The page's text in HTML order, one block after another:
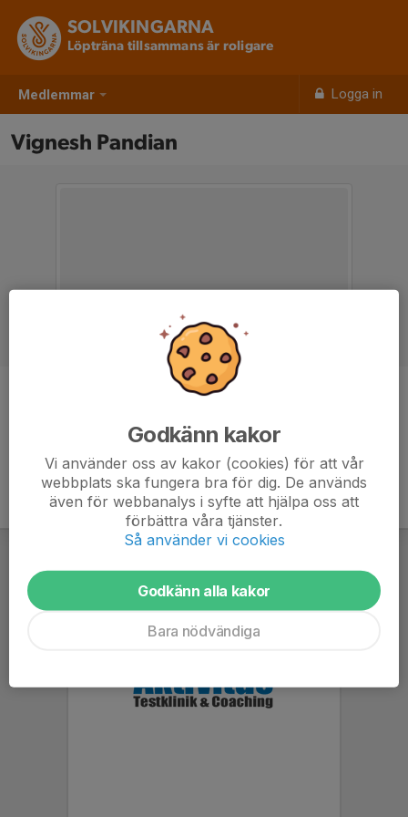
Medlemmar Logga in
SOLVIKINGARNA
Löpträna tillsammans är roligare
Vignesh Pandian
Godkänn kakor
Vi använder oss av kakor (cookies) för att vår
webbplats ska fungera bra för dig. De används
även för webbanalys i syfte att hjälpa oss att
förbättra våra tjänster.
Så använder vi cookies
Godkänn alla kakor
Bara nödvändiga